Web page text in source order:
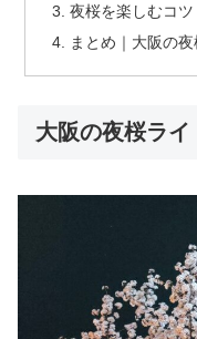
夜桜を楽しむコツ
まとめ｜大阪の
大阪の夜桜ライ